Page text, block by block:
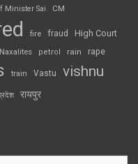
Minister Sai CM
fire fraud High Court
Naxalites petrol rain rape
train Vastu vishnu
रायपुर